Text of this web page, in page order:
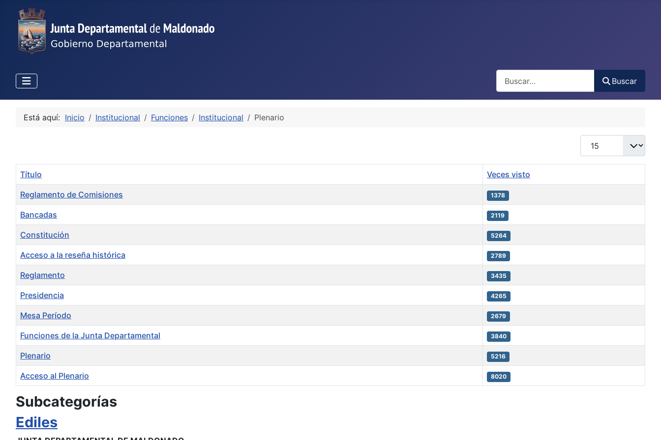
Buscar
Está aquí: Inicio Institucional Funciones Institucional Plenario
Cantidad
Título Veces visto
Reglamento de Comisiones 1378
Bancadas 2119
Constitución 5264
Acceso a la reseña histórica 2789
Reglamento 3435
Presidencia 4265
Mesa Período 2679
Funciones de la Junta Departamental 3840
Plenario 5216
Acceso al Plenario 8020
Subcategorías
Ediles